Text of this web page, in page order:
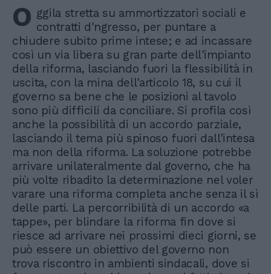
O ggila stretta su ammortizzatori sociali e
contratti d'ngresso, per puntare a
chiudere subito prime intese; e ad incassare
così un via libera su gran parte dell'impianto
della riforma, lasciando fuori la flessibilità in
uscita, con la mina dell'articolo 18, su cui il
governo sa bene che le posizioni al tavolo
sono più difficili da conciliare. Si profila così
anche la possibilità di un accordo parziale,
lasciando il tema più spinoso fuori dall'intesa
ma non della riforma. La soluzione potrebbe
arrivare unilateralmente dal governo, che ha
più volte ribadito la determinazione nel voler
varare una riforma completa anche senza il sì
delle parti. La percorribilità di un accordo «a
tappe», per blindare la riforma fin dove si
riesce ad arrivare nei prossimi dieci giorni, se
può essere un obiettivo del governo non
trova riscontro in ambienti sindacali, dove si